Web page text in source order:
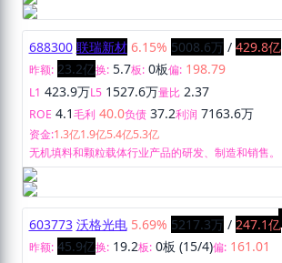
688300 联瑞新材 6.15% 5008.6万 / 429.8亿
昨额: 23.2亿换: 5.7板: 0板偏: 198.79
L1 423.9万L5 1527.6万量比 2.37
ROE 4.1毛利 40.0负债 37.2利润 7163.6万
资金:1.3亿1.9亿5.4亿5.3亿
无机填料和颗粒载体行业产品的研发、制造和销售。
603773 沃格光电 5.69% 5217.3万 / 247.1亿
昨额: 45.9亿换: 19.2板: 0板 (15/4)偏: 161.01